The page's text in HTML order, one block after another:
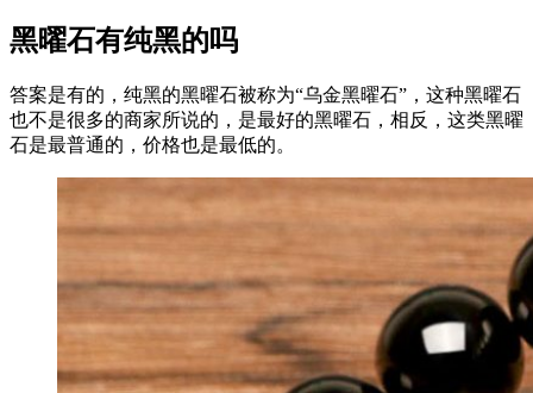
黑曜石有纯黑的吗
答案是有的，纯黑的黑曜石被称为“乌金黑曜石”，这种黑曜石
也不是很多的商家所说的，是最好的黑曜石，相反，这类黑曜
石是最普通的，价格也是最低的。